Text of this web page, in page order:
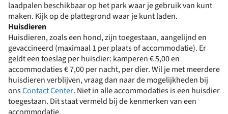
laadpalen beschikbaar op het park waar je gebruik van kunt
maken. Kijk op de plattegrond waar je kunt laden.
Huisdieren
Huisdieren, zoals een hond, zijn toegestaan, aangelijnd en
gevaccineerd (maximaal 1 per plaats of accommodatie). Er
geldt een toeslag per huisdier: kamperen € 5,00 en
accommodaties € 7,00 per nacht, per dier. Wil je met meerdere
huisdieren verblijven, vraag dan naar de mogelijkheden bij
onsContact Center. Niet in alle accommodaties is een huisdier
toegestaan. Dit staat vermeld bij de kenmerken van een